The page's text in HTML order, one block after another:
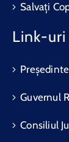
Salvați
Link-
Guvernul
Consiliul